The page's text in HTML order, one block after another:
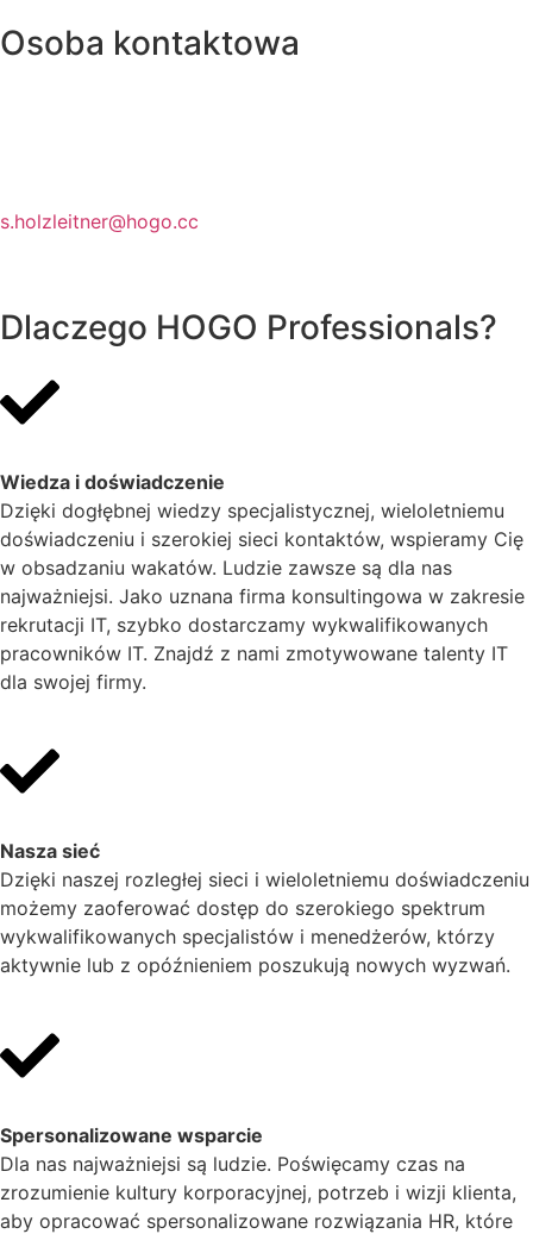
Osoba kontaktowa
s.holzleitner@hogo.cc
Dlaczego HOGO Professionals?
Wiedza i doświadczenie
Dzięki dogłębnej wiedzy specjalistycznej, wieloletniemu
doświadczeniu i szerokiej sieci kontaktów, wspieramy Cię
w obsadzaniu wakatów. Ludzie zawsze są dla nas
najważniejsi. Jako uznana firma konsultingowa w zakresie
rekrutacji IT, szybko dostarczamy wykwalifikowanych
pracowników IT. Znajdź z nami zmotywowane talenty IT
dla swojej firmy.
Nasza sieć
Dzięki naszej rozległej sieci i wieloletniemu doświadczeniu
możemy zaoferować dostęp do szerokiego spektrum
wykwalifikowanych specjalistów i menedżerów, którzy
aktywnie lub z opóźnieniem poszukują nowych wyzwań.
Spersonalizowane wsparcie
Dla nas najważniejsi są ludzie. Poświęcamy czas na
zrozumienie kultury korporacyjnej, potrzeb i wizji klienta,
aby opracować spersonalizowane rozwiązania HR, które